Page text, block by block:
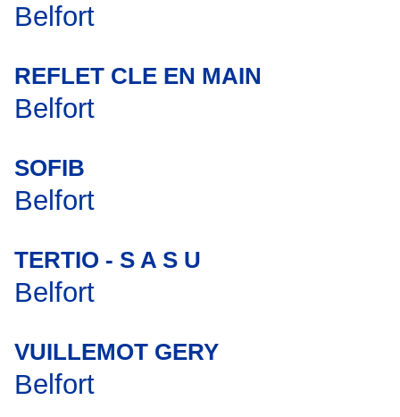
Belfort
REFLET CLE EN MAIN
Belfort
SOFIB
Belfort
TERTIO - S A S U
Belfort
VUILLEMOT GERY
Belfort